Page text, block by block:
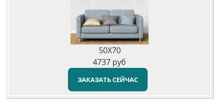
50X70
4737 руб
ЗАКАЗАТЬ СЕЙЧАС